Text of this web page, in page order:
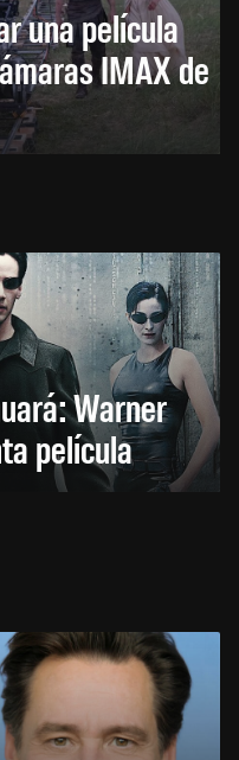
una película
IMAX de
Warner
película